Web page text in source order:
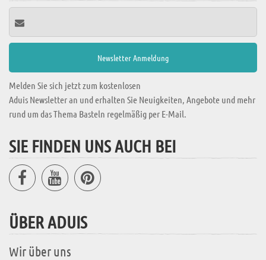
Melden Sie sich jetzt zum kostenlosen
Aduis Newsletter an und erhalten Sie Neuigkeiten, Angebote und mehr
rund um das Thema Basteln regelmäßig per E-Mail.
SIE FINDEN UNS AUCH BEI
ÜBER ADUIS
Wir über uns